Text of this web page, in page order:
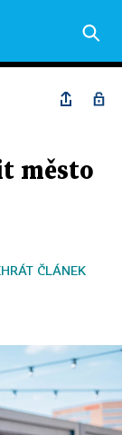
město
ČLÁNEK